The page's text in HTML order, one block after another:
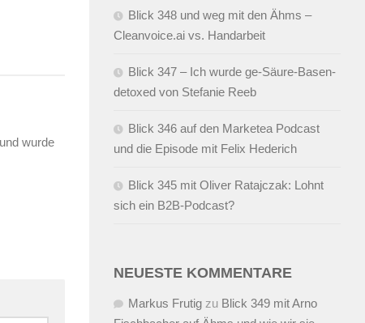
wurde
Blick 348 und weg mit den Ähms –
Cleanvoice.ai vs. Handarbeit
Blick 347 – Ich wurde ge-Säure-Basen-
detoxed von Stefanie Reeb
Blick 346 auf den Marketea Podcast
und die Episode mit Felix Hederich
Blick 345 mit Oliver Ratajczak: Lohnt
sich ein B2B-Podcast?
NEUESTE KOMMENTARE
Markus Frutig zu Blick 349 mit Arno